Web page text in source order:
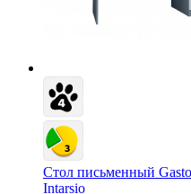
Стол письменный
Intarsio